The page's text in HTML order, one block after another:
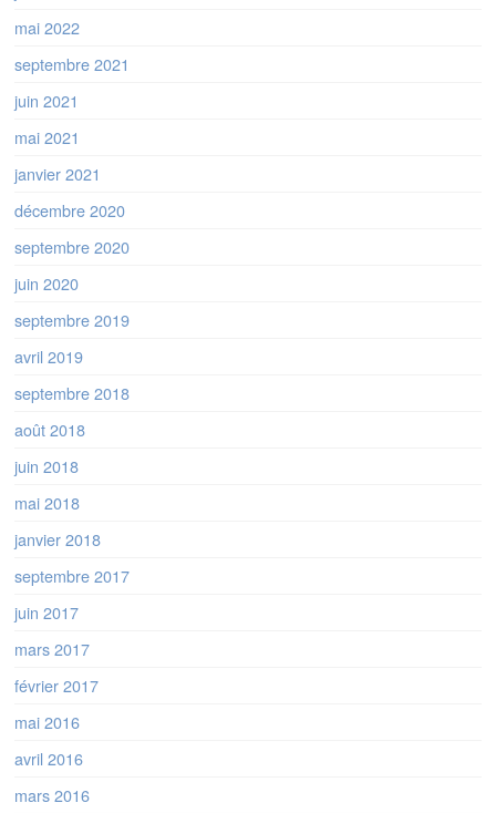
mai 2022
septembre 2021
juin 2021
mai 2021
janvier 2021
décembre 2020
septembre 2020
juin 2020
septembre 2019
avril 2019
septembre 2018
août 2018
juin 2018
mai 2018
janvier 2018
septembre 2017
juin 2017
mars 2017
février 2017
mai 2016
avril 2016
mars 2016